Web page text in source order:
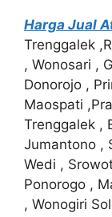
Harga Jual
Trenggalek
, Wonosari ,
Donorojo ,
Maospati
Trenggalek ,
Jumantono ,
Wedi ,
Ponorogo ,
, Wonogiri